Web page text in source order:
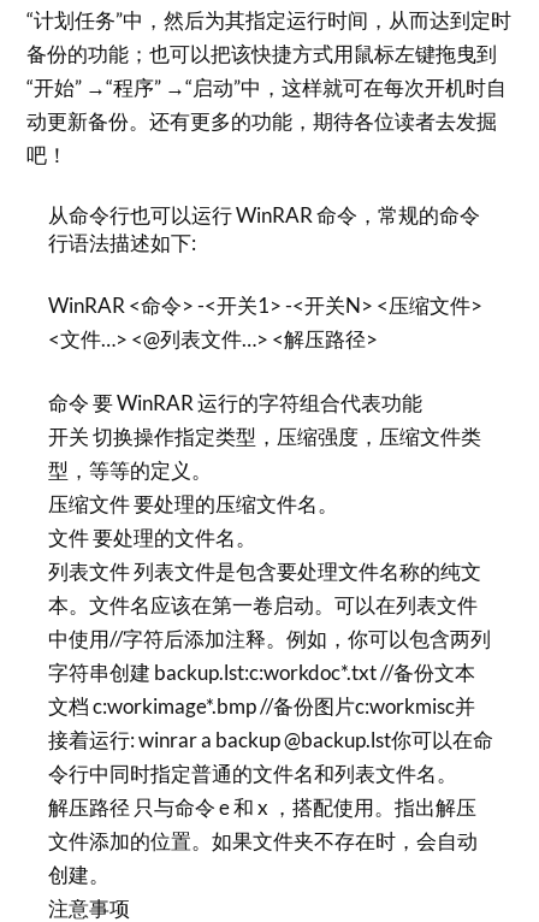
“计划任务”中，然后为其指定运行时间，从而达到定时
备份的功能；也可以把该快捷方式用鼠标左键拖曳到
“开始” →“程序” →“启动”中，这样就可在每次开机时自
动更新备份。还有更多的功能，期待各位读者去发掘
吧！
从命令行也可以运行 WinRAR 命令，常规的命令
行语法描述如下:
WinRAR <命令> -<开关1> -<开关N> <压缩文件>
<文件…> <@列表文件…> <解压路径>
命令 要 WinRAR 运行的字符组合代表功能
开关 切换操作指定类型，压缩强度，压缩文件类
型，等等的定义。
压缩文件 要处理的压缩文件名。
文件 要处理的文件名。
列表文件 列表文件是包含要处理文件名称的纯文
本。文件名应该在第一卷启动。可以在列表文件
中使用//字符后添加注释。例如，你可以包含两列
字符串创建 backup.lst:c:workdoc*.txt //备份文本
文档 c:workimage*.bmp //备份图片c:workmisc并
接着运行: winrar a backup @backup.lst你可以在命
令行中同时指定普通的文件名和列表文件名。
解压路径 只与命令 e 和 x ，搭配使用。指出解压
文件添加的位置。如果文件夹不存在时，会自动
创建。
注意事项